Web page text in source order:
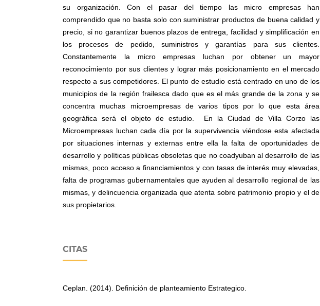
su organización. Con el pasar del tiempo las micro empresas han
comprendido que no basta solo con suministrar productos de buena calidad y
precio, si no garantizar buenos plazos de entrega, facilidad y simplificación en
los procesos de pedido, suministros y garantías para sus clientes.
Constantemente la micro empresas luchan por obtener un mayor
reconocimiento por sus clientes y lograr más posicionamiento en el mercado
respecto a sus competidores. El punto de estudio está centrado en uno de los
municipios de la región frailesca dado que es el más grande de la zona y se
concentra muchas microempresas de varios tipos por lo que esta área
geográfica será el objeto de estudio. En la Ciudad de Villa Corzo las
Microempresas luchan cada día por la supervivencia viéndose esta afectada
por situaciones internas y externas entre ella la falta de oportunidades de
desarrollo y políticas públicas obsoletas que no coadyuban al desarrollo de las
mismas, poco acceso a financiamientos y con tasas de interés muy elevadas,
falta de programas gubernamentales que ayuden al desarrollo regional de las
mismas, y delincuencia organizada que atenta sobre patrimonio propio y el de
sus propietarios.
CITAS
Ceplan. (2014). Definición de planteamiento Estrategico.